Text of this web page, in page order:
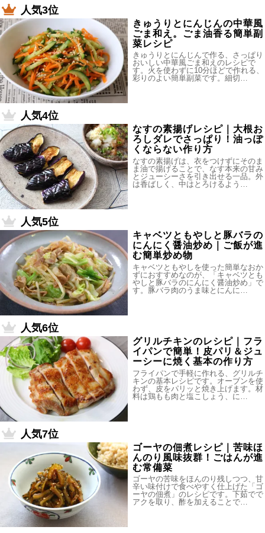
人気3位
きゅうりとにんじんの中華風
ごま和え。ごま油香る簡単副
菜レシピ
きゅうりとにんじんで作る、さっぱり
おいしい中華風ごま和えのレシピで
す。火を使わずに10分ほどで作れる、
彩りのよい簡単副菜です。細切…
人気4位
なすの素揚げレシピ｜大根お
ろしダレでさっぱり！油っぽ
くならない作り方
なすの素揚げは、衣をつけずにそのま
ま油で揚げることで、なす本来の甘み
とジューシーさを引き出せる一品。外
は香ばしく、中はとろけるよう…
人気5位
キャベツともやしと豚バラの
にんにく醤油炒め｜ご飯が進
む簡単炒め物
キャベツともやしを使った簡単なおか
ずにおすすめなのが、「キャベツとも
やしと豚バラのにんにく醤油炒め」で
す。豚バラ肉のうま味とにんに…
人気6位
グリルチキンのレシピ｜フラ
イパンで簡単！皮パリ＆ジュ
ーシーに焼く基本の作り方
フライパンで手軽に作れる、グリルチ
キンの基本レシピです。オーブンを使
わず、皮をパリッと焼き上げます。材
料は鶏もも肉と塩こしょう、に…
人気7位
ゴーヤの佃煮レシピ｜苦味ほ
んのり風味抜群！ごはんが進
む常備菜
ゴーヤの苦味をほんのり残しつつ、甘
辛い味付けで食べやすく仕上げた「ゴ
ーヤの佃煮」のレシピです。下茹でで
アクを取り、酢を加えることで…